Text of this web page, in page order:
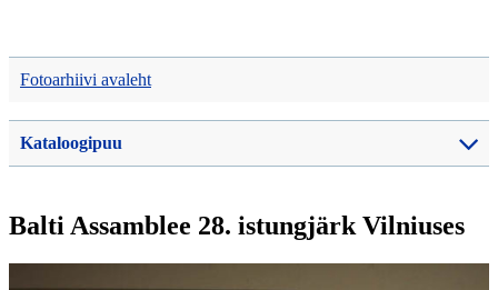
Fotoarhiivi avaleht
Kataloogipuu
Balti Assamblee 28. istungjärk Vilniuses